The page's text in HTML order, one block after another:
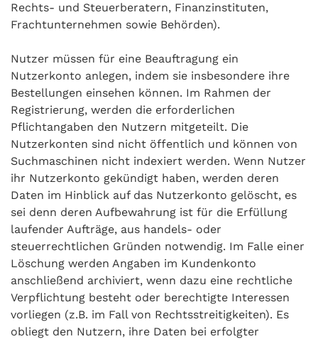
Rechts- und Steuerberatern, Finanzinstituten,
Frachtunternehmen sowie Behörden).
Nutzer müssen für eine Beauftragung ein
Nutzerkonto anlegen, indem sie insbesondere ihre
Bestellungen einsehen können. Im Rahmen der
Registrierung, werden die erforderlichen
Pflichtangaben den Nutzern mitgeteilt. Die
Nutzerkonten sind nicht öffentlich und können von
Suchmaschinen nicht indexiert werden. Wenn Nutzer
ihr Nutzerkonto gekündigt haben, werden deren
Daten im Hinblick auf das Nutzerkonto gelöscht, es
sei denn deren Aufbewahrung ist für die Erfüllung
laufender Aufträge, aus handels- oder
steuerrechtlichen Gründen notwendig. Im Falle einer
Löschung werden Angaben im Kundenkonto
anschließend archiviert, wenn dazu eine rechtliche
Verpflichtung besteht oder berechtigte Interessen
vorliegen (z.B. im Fall von Rechtsstreitigkeiten). Es
obliegt den Nutzern, ihre Daten bei erfolgter